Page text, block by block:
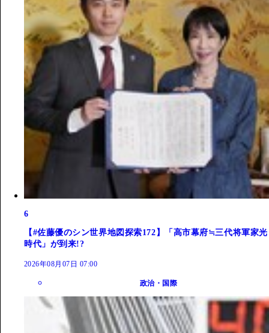
6
【#佐藤優のシン世界地図探索172】「高市幕府≒三代将軍家光
時代」が到来!?
2026年08月07日 07:00
政治・国際